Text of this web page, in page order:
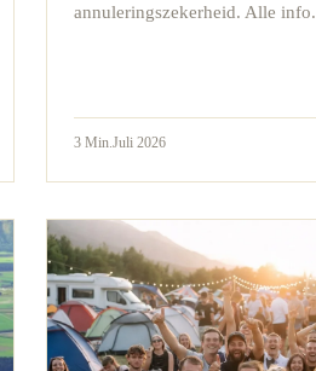
annuleringszekerheid. Alle info.
3 Min.Juli 2026